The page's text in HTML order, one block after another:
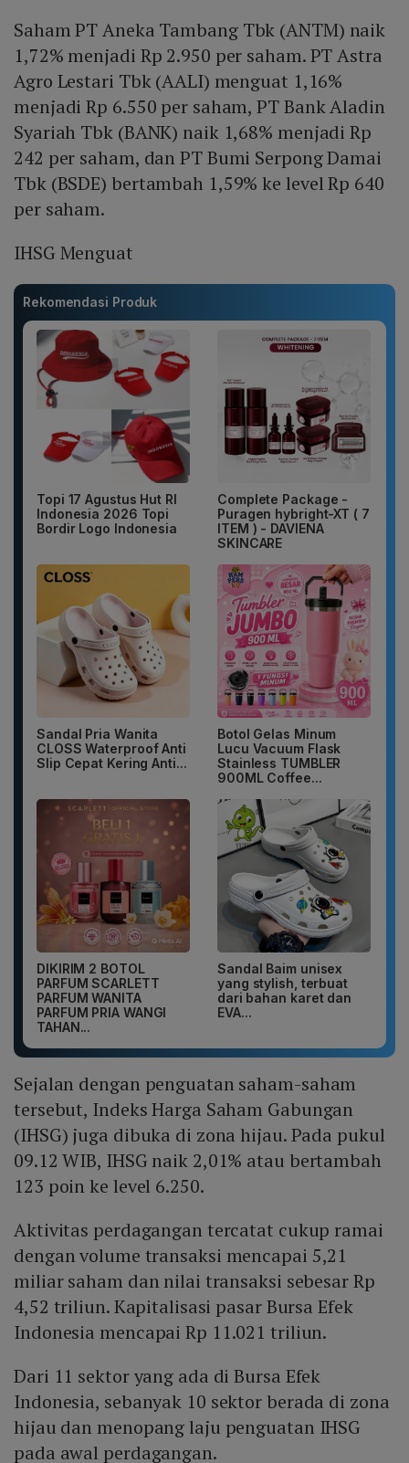
Saham PT Aneka Tambang Tbk (ANTM) naik
1,72% menjadi Rp 2.950 per saham. PT Astra
Agro Lestari Tbk (AALI) menguat 1,16%
menjadi Rp 6.550 per saham, PT Bank Aladin
Syariah Tbk (BANK) naik 1,68% menjadi Rp
242 per saham, dan PT Bumi Serpong Damai
Tbk (BSDE) bertambah 1,59% ke level Rp 640
per saham.
IHSG Menguat
Rekomendasi Produk
Topi 17 Agustus Hut RI
Indonesia 2026 Topi
Bordir Logo Indonesia
Complete Package -
Puragen hybright-XT ( 7
ITEM ) - DAVIENA
SKINCARE
Sandal Pria Wanita
CLOSS Waterproof Anti
Slip Cepat Kering Anti...
Botol Gelas Minum
Lucu Vacuum Flask
Stainless TUMBLER
900ML Coffee...
DIKIRIM 2 BOTOL
PARFUM SCARLETT
PARFUM WANITA
PARFUM PRIA WANGI
TAHAN...
Sandal Baim unisex
yang stylish, terbuat
dari bahan karet dan
EVA...
Sejalan dengan penguatan saham-saham
tersebut, Indeks Harga Saham Gabungan
(IHSG) juga dibuka di zona hijau. Pada pukul
09.12 WIB, IHSG naik 2,01% atau bertambah
123 poin ke level 6.250.
Aktivitas perdagangan tercatat cukup ramai
dengan volume transaksi mencapai 5,21
miliar saham dan nilai transaksi sebesar Rp
4,52 triliun. Kapitalisasi pasar Bursa Efek
Indonesia mencapai Rp 11.021 triliun.
Dari 11 sektor yang ada di Bursa Efek
Indonesia, sebanyak 10 sektor berada di zona
hijau dan menopang laju penguatan IHSG
pada awal perdagangan.